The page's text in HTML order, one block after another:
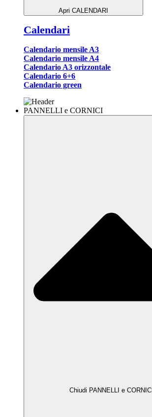
Apri CALENDARI
Calendari
Calendario mensile A3
Calendario mensile A4
Calendario A3 orizzontale
Calendario 6+6
Calendario green
PANNELLI e CORNICI
Chiudi PANNELLI e CORNICI